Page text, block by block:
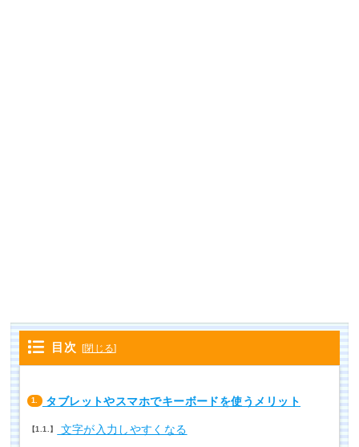
目次 [閉じる]
1. タブレットやスマホでキーボードを使うメリット
1.1. 文字が入力しやすくなる